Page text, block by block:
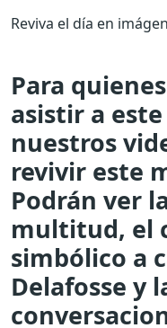
Reviva el día en
Para
asistir a
nuestros
revivir este
Podrán ver
multitud, el
simbólico a
Delafosse y